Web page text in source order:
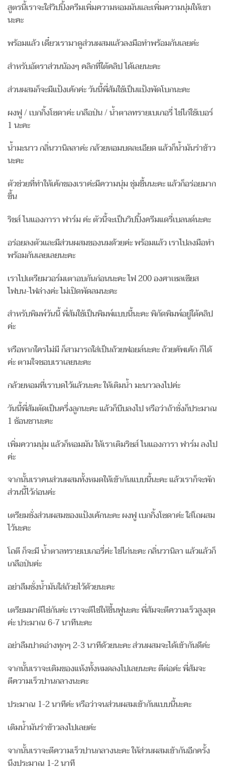
สูตรนี้เราจะใส่วิปปิ้งครีมเพิ่มความหอมมันและเพิ่มความนุ่มให้เขา
นะคะ
พร้อมแล้ว เดี๋ยวเรามาดูส่วนผสมแล้วลงมือทำพร้อมกันเลยค่ะ
สำหรับอัตราส่วนน้องๆ คลิกที่ใต้คลิป ได้เลยนะคะ
ส่วนผสมก็จะมีแป้งเค้กค่ะ วันนี้พี่ส้มใช้เป็นแป้งพัดโบกนะคะ
ผงฟู / เบกกิ้งโซดาค่ะ เกลือป่น / น้ำตาลทรายเบเกอรี่ ไข่ไก่ใช้เบอร์
1 นะคะ
น้ำมะนาว กลิ่นวานิลลาค่ะ กล้วยหอมบดละเอียด แล้วก็น้ำมันรำข้าว
นะคะ
ตัวช่วยที่ทำให้เค้กของเราค่ะมีความนุ่ม ชุ่มชื้นนะคะ แล้วก็อร่อยมาก
ขึ้น
ริชส์ ไนแองการา ฟาร์ม ค่ะ ตัวนี้จะเป็นวิปปิ้งครีมแดรี่เบลนด์นะคะ
อร่อยลงตัวและมีส่วนผสมของนมด้วยค่ะ พร้อมแล้ว เราไปลงมือทำ
พร้อมกันเลยเลยนะคะ
เราไปเตรียมวอร์มเตาอบกันก่อนนะคะ ไฟ 200 องศาเซลเซียส
ไฟบน-ไฟล่างค่ะ ไม่เปิดพัดลมนะคะ
สำหรับพิมพ์วันนี้ พี่ส้มใช้เป็นพิมพ์แบบนี้นะคะ พิกัดพิมพ์อยู่ใต้คลิป
ค่ะ
หรือหากใครไม่มี ก็สามารถใส่เป็นถ้วยฟอยล์นะคะ ถ้วยคัพเค้ก ก็ได้
ค่ะ ตามใจชอบเราเลยนะคะ
กล้วยหอมที่เราบดไว้แล้วนะคะ ให้เติมน้ำ มะนาวลงไปค่ะ
วันนี้พี่ส้มตัดเป็นครึ่งลูกนะคะ แล้วก็บีบลงไป หรือว่าถ้าชั่งก็ประมาณ
1 ช้อนชานะคะ
เพิ่มความนุ่ม แล้วก็หอมมัน ให้เราเติมริชส์ ไนแองการา ฟาร์ม ลงไป
ค่ะ
จากนั้นเราคนส่วนผสมทั้งหมดให้เข้ากันแบบนี้นะคะ แล้วเราก็จะพัก
ส่วนนี้ไว้ก่อนค่ะ
เตรียมชั่งส่วนผสมของแป้งเค้กนะคะ ผงฟู เบกกิ้งโซดาค่ะ ใส่โถผสม
ไว้นะคะ
โถตี ก็จะมี น้ำตาลทรายเบเกอรี่ค่ะ ไข่ไก่นะคะ กลิ่นวานิลา แล้วแล้วก็
เกลือป่นค่ะ
อย่าลืมชั่งน้ำมันใส่ถ้วยไว้ด้วยนะคะ
เตรียมมาตีไข่กันค่ะ เราจะตีไข่ให้ขึ้นฟูนะคะ พี่ส้มจะตีความเร็วสูงสุด
ค่ะ ประมาณ 6-7 นาทีนะคะ
อย่าลืมปาดอ่างทุกๆ 2-3 นาทีด้วยนะคะ ส่วนผสมจะได้เข้ากันดีค่ะ
จากนั้นเราจะเติมของแห้งทั้งหมดลงไปเลยนะคะ ตีต่อค่ะ พี่ส้มจะ
ตีความเร็วปานกลางนะคะ
ประมาณ 1-2 นาทีค่ะ หรือว่าจนส่วนผสมเข้ากันแบบนี้นะคะ
เติมน้ำมันรำข้าวลงไปเลยค่ะ
จากนั้นเราจะตีความเร็วปานกลางนะคะ ให้ส่วนผสมเข้ากันอีกครั้ง
นึงประมาณ 1-2 นาที